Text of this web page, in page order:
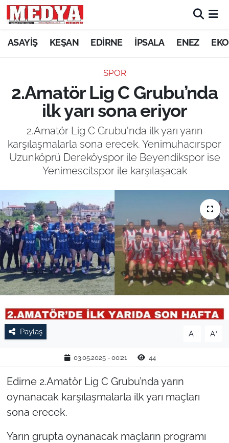
ASAYİŞ KEŞAN EDİRNE İPSALA ENEZ
SPOR
2.Amatör Lig C Grubu’nda
ilk yarı sona eriyor
2.Amatör Lig C Grubu'nda ilk yarı yarın
karşılaşmalarla sona erecek. Yenimuhacırspor
Uzunköprü Dereköyspor ile Beyendikspor ise
Yenimescitspor ile karşılaşacak
Paylaş A- A+
03.05.2025 - 00:21 44
Edirne 2.Amatör Lig C Grubu’nda yarın
oynanacak karşılaşmalarla ilk yarı maçları
sona erecek.
Yarın grupta oynanacak maçların programı
KEŞAN
ASAYİŞ
SİYASET
GÜNDEM
EKONOMİ
EĞİTİM
TARIM VE HAYVANCILIK
KÜLTÜR SANAT
SPOR
EDİRNE
KIRKLARELİ